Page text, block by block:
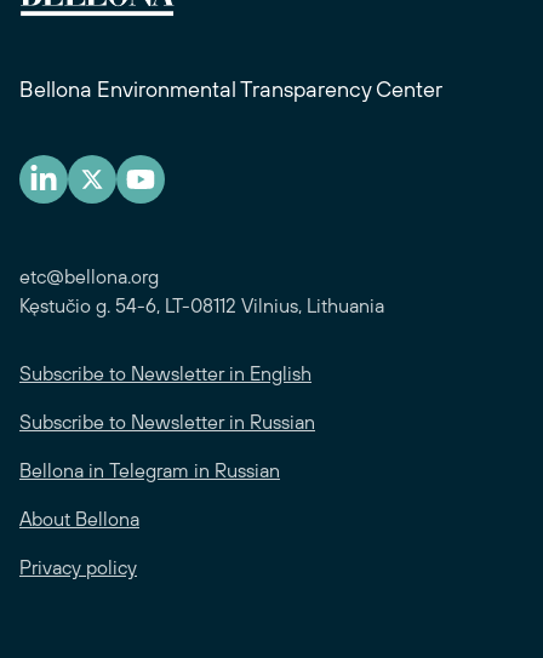
Bellona Environmental Transparency Center
etc@bellona.org
Kęstučio g. 54-6, LT-08112 Vilnius, Lithuania
Subscribe to Newsletter in English
Subscribe to Newsletter in Russian
Bellona in Telegram in Russian
About Bellona
Privacy policy